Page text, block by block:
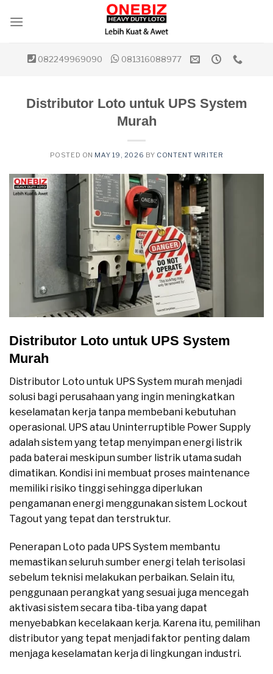
082249969090 081316088977
Distributor Loto untuk UPS System
Murah
POSTED ON MAY 19, 2026 BY CONTENT WRITER
Distributor Loto untuk UPS System
Murah
Distributor Loto untuk UPS System murah menjadi
solusi bagi perusahaan yang ingin meningkatkan
keselamatan kerja tanpa membebani kebutuhan
operasional. UPS atau Uninterruptible Power Supply
adalah sistem yang tetap menyimpan energi listrik
pada baterai meskipun sumber listrik utama sudah
dimatikan. Kondisi ini membuat proses maintenance
memiliki risiko tinggi sehingga diperlukan
pengamanan energi menggunakan sistem Lockout
Tagout yang tepat dan terstruktur.
Penerapan Loto pada UPS System membantu
memastikan seluruh sumber energi telah terisolasi
sebelum teknisi melakukan perbaikan. Selain itu,
penggunaan perangkat yang sesuai juga mencegah
aktivasi sistem secara tiba-tiba yang dapat
menyebabkan kecelakaan kerja. Karena itu, pemilihan
distributor yang tepat menjadi faktor penting dalam
menjaga keselamatan kerja di lingkungan industri.